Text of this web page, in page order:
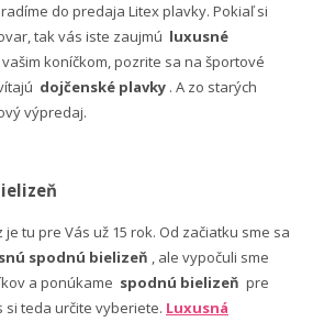
do predaja Litex plavky. Pokiaľ si
tak vás iste zaujmú luxusné
koníčkom, pozrite sa na športové
dojčenské plavky . A zo starých
výpredaj.
tu pre Vás už 15 rok. Od začiatku sme sa
spodnú bielizeň , ale vypočuli sme
a ponúkame spodnú bielizeň pre
si teda určite vyberiete. Luxusná